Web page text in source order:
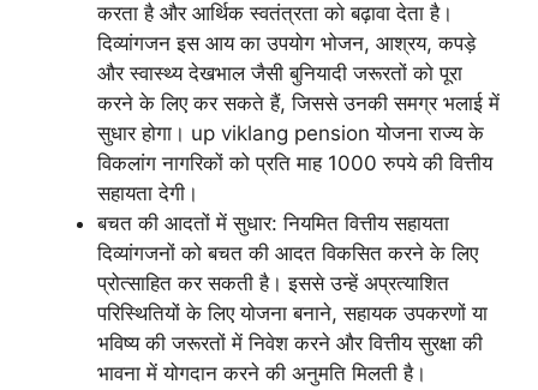
करता है और आर्थिक स्वतंत्रता को बढ़ावा देता है।
दिव्यांगजन इस आय का उपयोग भोजन, आश्रय, कपड़े
और स्वास्थ्य देखभाल जैसी बुनियादी जरूरतों को पूरा
करने के लिए कर सकते हैं, जिससे उनकी समग्र भलाई में
सुधार होगा। up viklang pension योजना राज्य के
विकलांग नागरिकों को प्रति माह 1000 रुपये की वित्तीय
सहायता देगी।
बचत की आदतों में सुधार: नियमित वित्तीय सहायता
दिव्यांगजनों को बचत की आदत विकसित करने के लिए
प्रोत्साहित कर सकती है। इससे उन्हें अप्रत्याशित
परिस्थितियों के लिए योजना बनाने, सहायक उपकरणों या
भविष्य की जरूरतों में निवेश करने और वित्तीय सुरक्षा की
भावना में योगदान करने की अनुमति मिलती है।